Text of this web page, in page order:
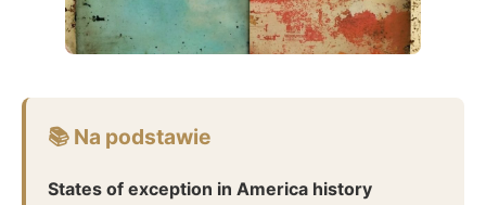
📚 Na podstawie
States of exception in America history